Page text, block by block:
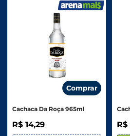
Comprar
Cachaca Da Roça 965ml
R$ 14,29 R$